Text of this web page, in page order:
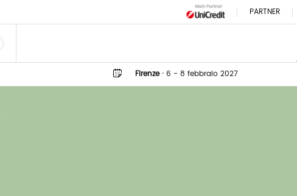
PARTNER
Firenze· 6 - 8 febbraio 2027